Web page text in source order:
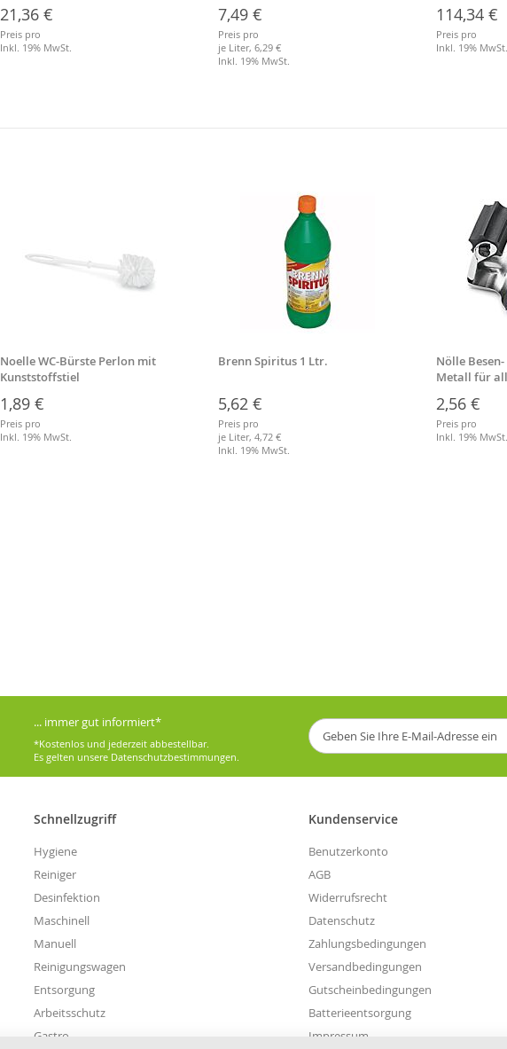
21,36 €
Preis pro
Inkl. 19% MwSt.
7,49 €
Preis pro
je Liter, 6,29 €
Inkl. 19% MwSt.
114,34 €
Preis pro
Inkl. 19% MwSt.
Noelle WC-Bürste Perlon mit
Kunststoffstiel
1,89 €
Preis pro
Inkl. 19% MwSt.
Brenn Spiritus 1 Ltr.
5,62 €
Preis pro
je Liter, 4,72 €
Inkl. 19% MwSt.
Nölle
Metall für
2,56 €
Preis pro
Inkl. 19% MwSt.
... immer gut informiert*
*Kostenlos und jederzeit abbestellbar.
Es gelten unsere Datenschutzbestimmungen.
Melden
Sie
sich
für
an:
Schnellzugriff
Hygiene
Reiniger
Desinfektion
Maschinell
Manuell
Reinigungswagen
Entsorgung
Arbeitsschutz
Gastro
Kundenservice
Benutzerkonto
AGB
Widerrufsrecht
Datenschutz
Zahlungsbedingungen
Versandbedingungen
Gutscheinbedingungen
Batterieentsorgung
Impressum